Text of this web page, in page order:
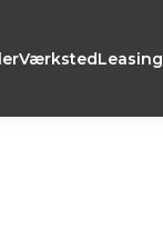
VærkstedLeasing